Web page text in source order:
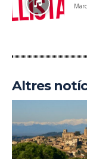
Altres